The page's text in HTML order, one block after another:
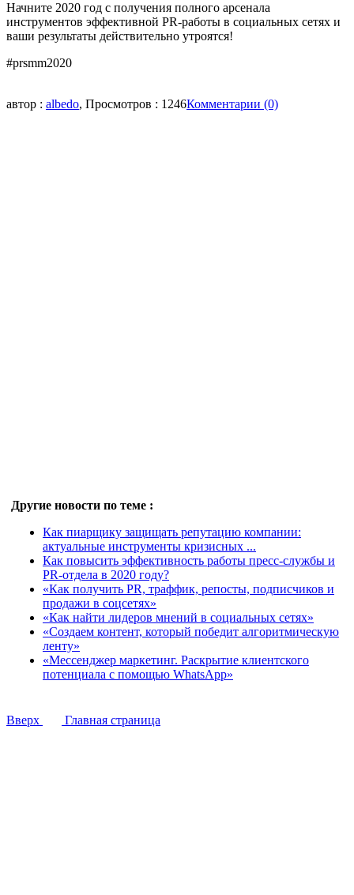
Начните 2020 год с получения полного арсенала
инструментов эффективной PR-работы в социальных сетях и
ваши результаты действительно утроятся!
#prsmm2020
автор : albedo, Просмотров : 1246Комментарии (0)
Другие новости по теме :
Как пиарщику защищать репутацию компании:
актуальные инструменты кризисных ...
Как повысить эффективность работы пресс-службы и
PR-отдела в 2020 году?
«Как получить PR, траффик, репосты, подписчиков и
продажи в соцсетях»
«Как найти лидеров мнений в социальных сетях»
«Создаем контент, который победит алгоритмическую
ленту»
«Мессенджер маркетинг. Раскрытие клиентского
потенциала с помощью WhatsApp»
Вверх Главная страница